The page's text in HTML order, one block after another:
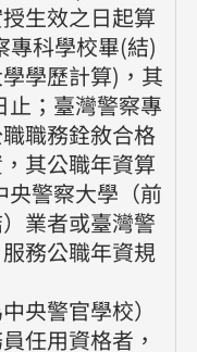
生效之日起算
專科學校畢(結)
學歷計算)，其
止；臺灣警察專
職務銓敘合格
其公職年資算
央警察大學（前
業者或臺灣警
務公職年資規
央警官學校）
任用資格者，